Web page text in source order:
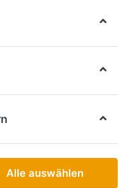
Brekina
BL-
Art.-Nr.
16,50 €
Alle auswählen